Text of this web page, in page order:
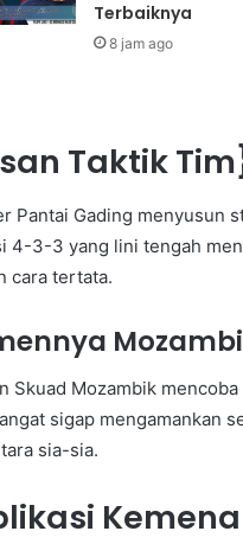
Terbaiknya
8 jam ago
Taktik
Pantai Gading menyusun
4-3-3 yang lini tengah
cara tertata.
Skuad Mozambik
sigap mengamankan
sia-sia.